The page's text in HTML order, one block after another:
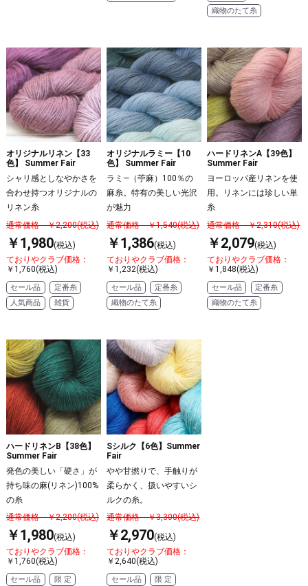
織物のたて糸
オリジナルリネン【33
色】 Summer Fair
シャリ感としなやかさを
合わせ持つオリジナルの
リネン糸
通常価格 ￥2,200(税込)
￥1,980(税込)
ておりやクラブ価格：
￥1,760(税込)
セール品
定番糸
人気商品
雑貨
オリジナルラミー【10
色】 Summer Fair
ラミ―（苧麻）100％の
麻糸。特有の美しい光沢
が魅力
通常価格 ￥1,540(税込)
￥1,386(税込)
ておりやクラブ価格：
￥1,232(税込)
セール品
定番糸
織物のたて糸
ハードリネンA【39色】
Summer Fair
ヨーロッパ産リネンを使
用。リネンには珍しい単
糸
通常価格 ￥2,310(税込)
￥2,079(税込)
ておりやクラブ価格：
￥1,848(税込)
セール品
定番糸
織物のたて糸
ハードリネンB【38色】
Summer Fair
発色の美しい「硬さ」が
持ち味の麻(リネン)100%
の糸
通常価格 ￥2,200(税込)
￥1,980(税込)
ておりやクラブ価格：
￥1,760(税込)
セール品 限 定
Sシルク【6色】Summer
Fair
やや甘撚りで、手触りが
柔らかく、扱いやすいシ
ルクの糸。
通常価格 ￥3,300(税込)
￥2,970(税込)
ておりやクラブ価格：
￥2,640(税込)
セール品
限 定